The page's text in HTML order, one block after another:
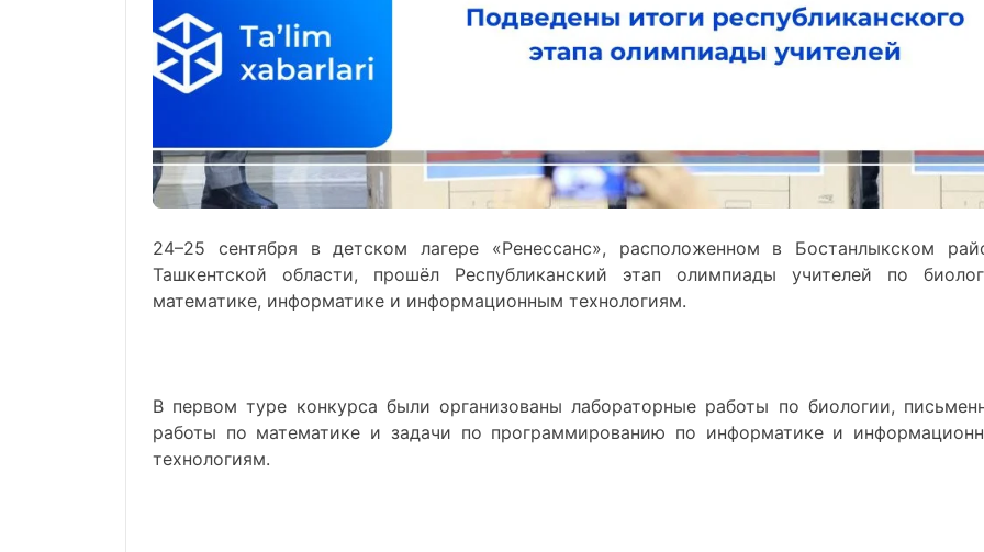
24–25 сентября в детском лагере «Ренессанс», расположенном в Бостанлыкском
Ташкентской области, прошёл Республиканский этап олимпиады учителей по
математике, информатике и информационным технологиям.
В первом туре конкурса были организованы лабораторные работы по биологии,
работы по математике и задачи по программированию по информатике и
технологиям.